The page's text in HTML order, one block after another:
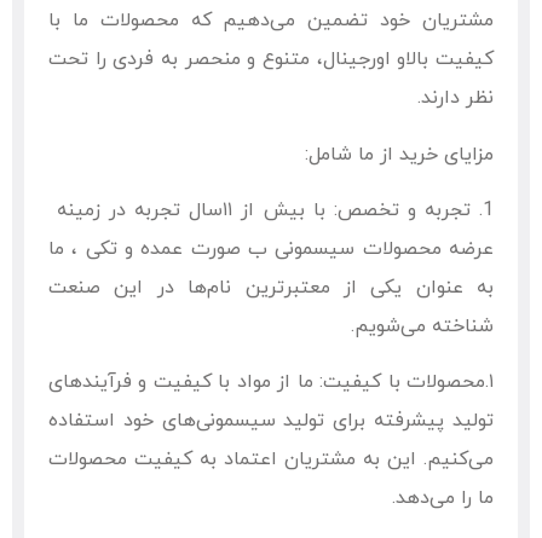
مشتریان خود تضمین می‌دهیم که محصولات ما با
کیفیت بالاو اورجینال، متنوع و منحصر به فردی را تحت
نظر دارند.
مزایای خرید از ما شامل:
1. تجربه و تخصص: با بیش از ۱۱سال تجربه در زمینه
عرضه محصولات سیسمونی ب صورت عمده و تکی ، ما
به عنوان یکی از معتبرترین نام‌ها در این صنعت
شناخته می‌شویم.
۱.محصولات با کیفیت: ما از مواد با کیفیت و فرآیندهای
تولید پیشرفته برای تولید سیسمونی‌های خود استفاده
می‌کنیم. این به مشتریان اعتماد به کیفیت محصولات
ما را می‌دهد.